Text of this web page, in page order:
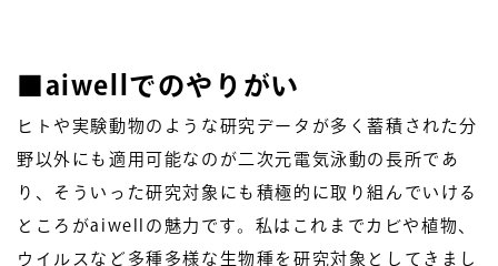
aiwellでのやりがい
ヒトや実験動物のような研究データが多く蓄積された分
野以外にも適用可能なのが二次元電気泳動の長所であ
り、そういった研究対象にも積極的に取り組んでいける
ところがaiwellの魅力です。私はこれまでカビや植物、
ウイルスなど多種多様な生物種を研究対象としてきまし